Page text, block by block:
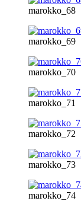
marokko_68
marokko_69
marokko_70
marokko_71
marokko_72
marokko_73
marokko_74